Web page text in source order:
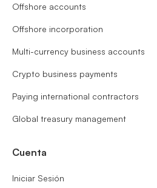
Offshore accounts
Offshore incorporation
Multi-currency business accounts
Crypto business payments
Paying international contractors
Global treasury management
Cuenta
Iniciar Sesión